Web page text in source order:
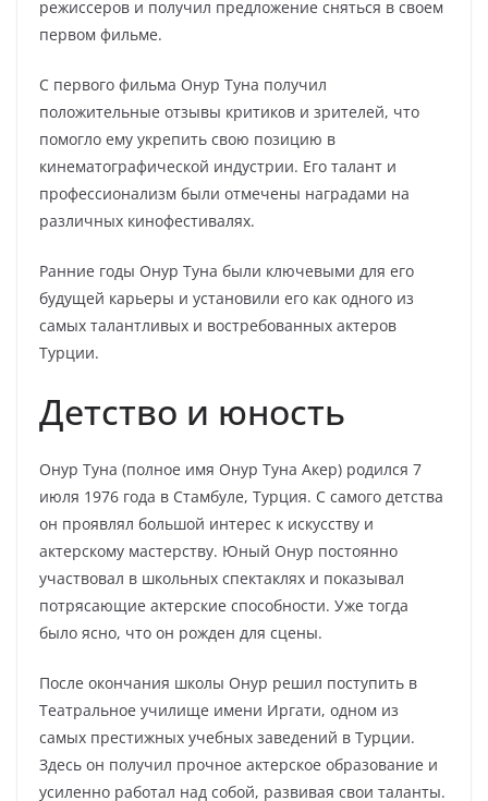
режиссеров и получил предложение сняться в своем
первом фильме.
С первого фильма Онур Туна получил
положительные отзывы критиков и зрителей, что
помогло ему укрепить свою позицию в
кинематографической индустрии. Его талант и
профессионализм были отмечены наградами на
различных кинофестивалях.
Ранние годы Онур Туна были ключевыми для его
будущей карьеры и установили его как одного из
самых талантливых и востребованных актеров
Турции.
Детство и юность
Онур Туна (полное имя Онур Туна Акер) родился 7
июля 1976 года в Стамбуле, Турция. С самого детства
он проявлял большой интерес к искусству и
актерскому мастерству. Юный Онур постоянно
участвовал в школьных спектаклях и показывал
потрясающие актерские способности. Уже тогда
было ясно, что он рожден для сцены.
После окончания школы Онур решил поступить в
Театральное училище имени Иргати, одном из
самых престижных учебных заведений в Турции.
Здесь он получил прочное актерское образование и
усиленно работал над собой, развивая свои таланты.